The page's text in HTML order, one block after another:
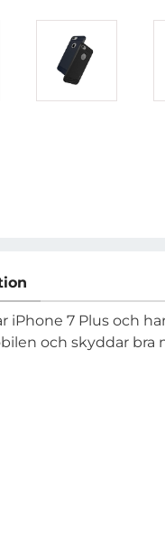
iPhone 7 Plus och
och skyddar bra